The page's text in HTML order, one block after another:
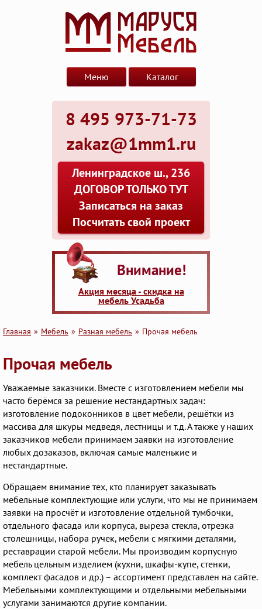
8 495 973-71-73
zakaz@1mm1.ru
Ленинградское ш., 236
ДОГОВОР ТОЛЬКО ТУТ
Записаться на заказ
Посчитать свой проект
Меню Каталог
Внимание!
Акция месяца - скидка на
мебель Усадьба
Главная Мебель Разная мебель Прочая мебель
Прочая мебель
Уважаемые заказчики. Вместе с изготовлением мебели мы
часто берёмся за решение нестандартных задач:
изготовление подоконников в цвет мебели, решётки из
массива для шкуры медведя, лестницы и т.д. А также у наших
заказчиков мебели принимаем заявки на изготовление
любых дозаказов, включая самые маленькие и
нестандартные.
Обращаем внимание тех, кто планирует заказывать
мебельные комплектующие или услуги, что мы не принимаем
заявки на просчёт и изготовление отдельной тумбочки,
отдельного фасада или корпуса, выреза стекла, отрезка
столешницы, набора ручек, мебели с мягкими деталями,
реставрации старой мебели. Мы производим корпусную
мебель цельным изделием (кухни, шкафы-купе, стенки,
комплект фасадов и др.) – ассортимент представлен на сайте.
Мебельными комплектующими и отдельными мебельными
услугами занимаются другие компании.